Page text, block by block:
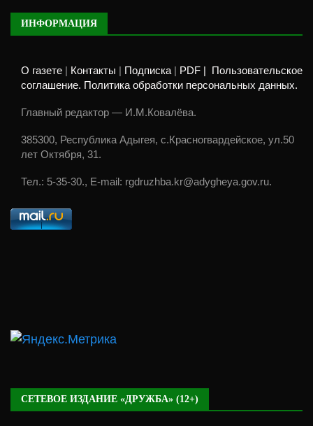
ИНФОРМАЦИЯ
О газете Контакты Подписка PDF |
Пользовательское
соглашение. Политика обработки персональных данных.
Главный редактор — И.М.Ковалёва.
385300, Республика Адыгея, с.Красногвардейское, ул.50
лет Октября, 31.
Тел.: 5-35-30., E-mail: rgdruzhba.kr@adygheya.gov.ru.
СЕТЕВОЕ ИЗДАНИЕ «ДРУЖБА» (12+)